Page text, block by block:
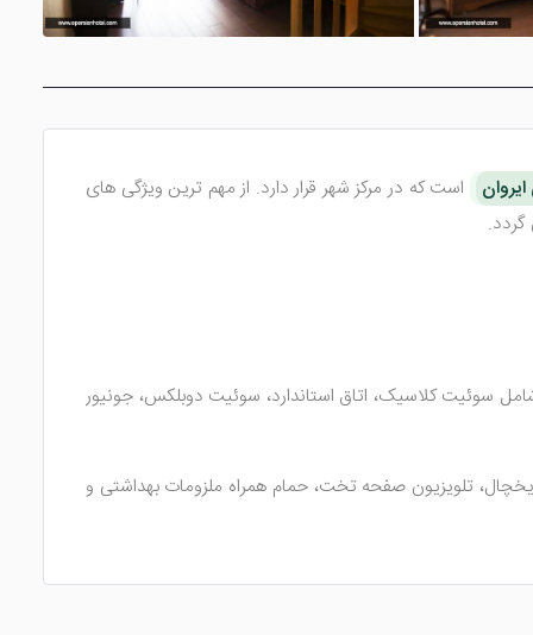
است که در مرکز شهر قرار دارد. از مهم ترین ویژگی های
ترین امکانات رفاهی طراحی شده اند. تنوع اتاق های این هتل 3 ستاره ایروان شامل سوئیت کلاسیک، اتاق استاندارد، سوئیت دوبلکس، جونیور
تلویزیون صفحه تخت، حمام همراه ملزومات بهداشتی و